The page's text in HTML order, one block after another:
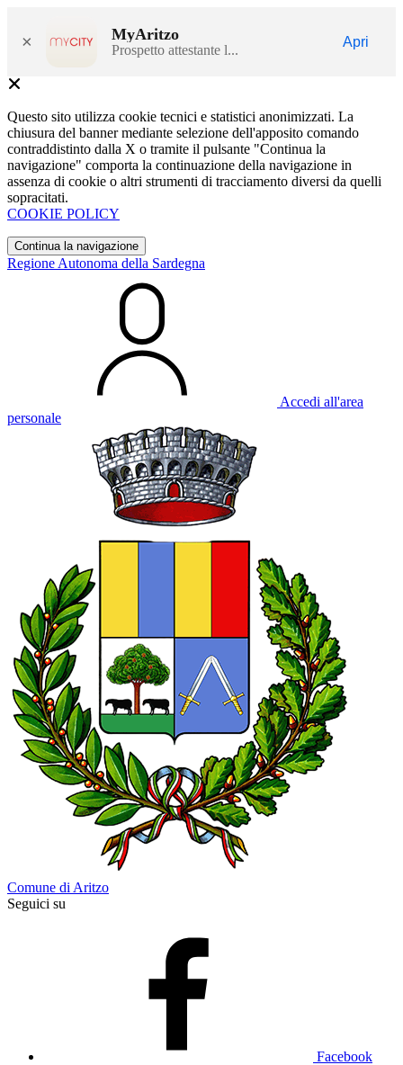
× MyAritzo
Prospetto attestante l...
Apri
Questo sito utilizza cookie tecnici e statistici anonimizzati. La
chiusura del banner mediante selezione dell'apposito comando
contraddistinto dalla X o tramite il pulsante "Continua la
navigazione" comporta la continuazione della navigazione in
assenza di cookie o altri strumenti di tracciamento diversi da quelli
sopracitati.
COOKIE POLICY
Continua la navigazione
Regione Autonoma della Sardegna
Accedi all'area
personale
Comune di Aritzo
Seguici su
Facebook